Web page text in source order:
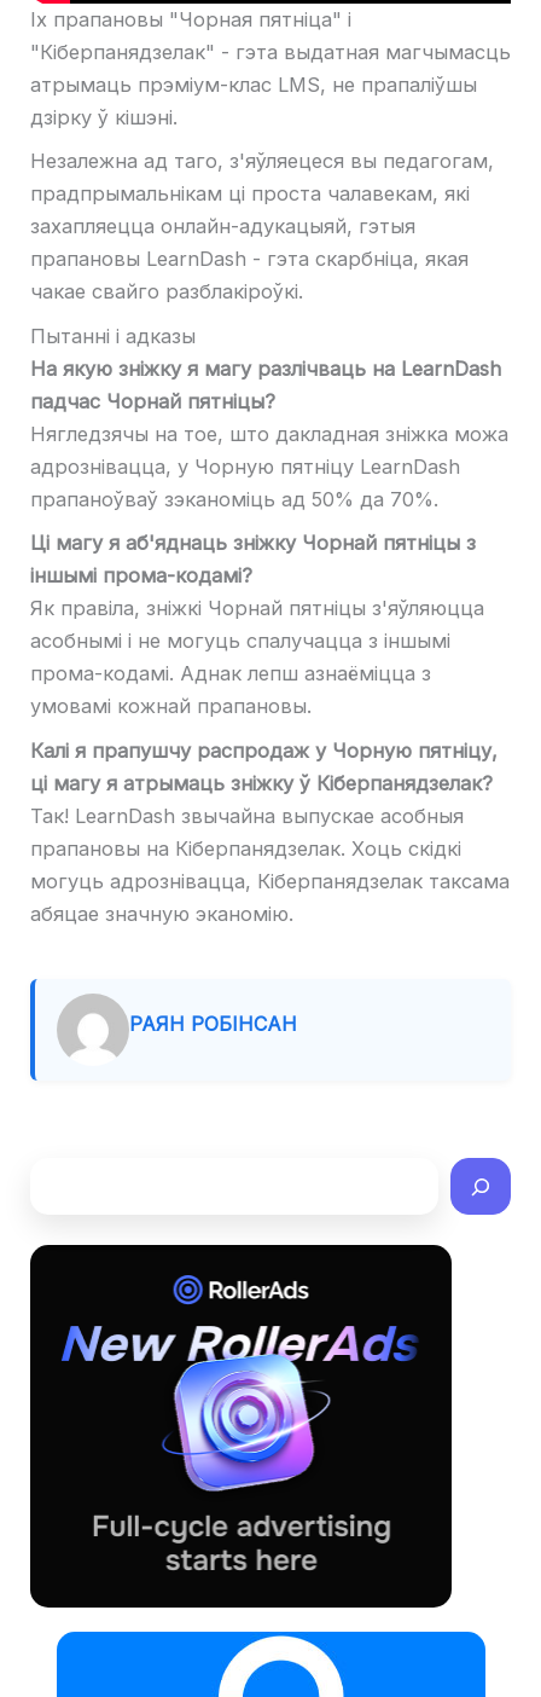
Іх прапановы "Чорная пятніца" і
"Кіберпанядзелак" - гэта выдатная магчымасць
атрымаць прэміум-клас LMS, не прапаліўшы
дзірку ў кішэні.
Незалежна ад таго, з'яўляецеся вы педагогам,
прадпрымальнікам ці проста чалавекам, які
захапляецца онлайн-адукацыяй, гэтыя
прапановы LearnDash - гэта скарбніца, якая
чакае свайго разблакіроўкі.
Пытанні і адказы
На якую зніжку я магу разлічваць на LearnDash
падчас Чорнай пятніцы?
Нягледзячы на ​​тое, што дакладная зніжка можа
адрознівацца, у Чорную пятніцу LearnDash
прапаноўваў зэканоміць ад 50% да 70%.
Ці магу я аб'яднаць зніжку Чорнай пятніцы з
іншымі прома-кодамі?
Як правіла, зніжкі Чорнай пятніцы з'яўляюцца
асобнымі і не могуць спалучацца з іншымі
прома-кодамі. Аднак лепш азнаёміцца ​​з
умовамі кожнай прапановы.
Калі я прапушчу распродаж у Чорную пятніцу,
ці магу я атрымаць зніжку ў Кіберпанядзелак?
Так! LearnDash звычайна выпускае асобныя
прапановы на Кіберпанядзелак. Хоць скідкі
могуць адрознівацца, Кіберпанядзелак таксама
абяцае значную эканомію.
РАЯН РОБІНСАН